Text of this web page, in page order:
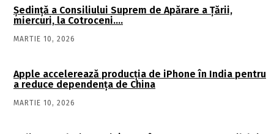
Şedinţă a Consiliului Suprem de Apărare a Ţării,
miercuri, la Cotroceni….
MARTIE 10, 2026
Apple accelerează producția de iPhone în India pentru
a reduce dependența de China
MARTIE 10, 2026